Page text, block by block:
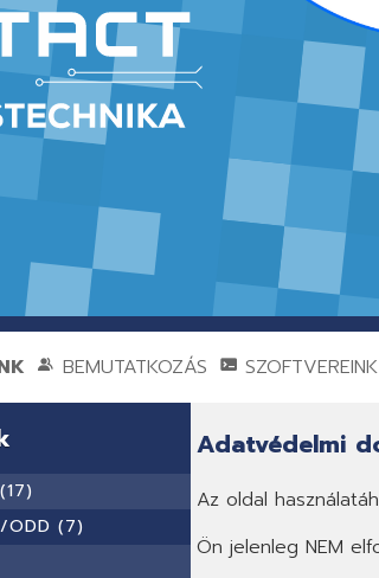
BEMUTATKOZÁS SZOFTVEREINK
ODD (7)
Adatvédelmi
Az oldal
Ön jelenleg NEM